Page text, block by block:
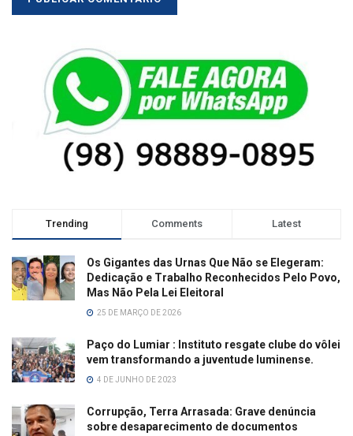
Trending Comments Latest
Os Gigantes das Urnas Que Não se Elegeram:
Dedicação e Trabalho Reconhecidos Pelo Povo,
Mas Não Pela Lei Eleitoral
25 DE MARÇO DE 2026
Paço do Lumiar : Instituto resgate clube do vôlei
vem transformando a juventude luminense.
4 DE JUNHO DE 2023
Corrupção, Terra Arrasada: Grave denúncia
sobre desaparecimento de documentos